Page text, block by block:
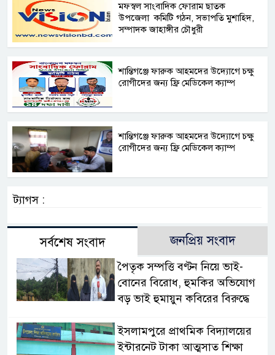
মফস্বল সাংবাদিক ফোরাম ছাতক
উপজেলা কমিটি গঠন, সভাপতি মুশাহিদ,
সম্পাদক জাহাঙ্গীর চৌধুরী ‎
শান্তিগঞ্জে ফারুক আহমদের উদ্যোগে চক্ষু
রোগীদের জন্য ফ্রি মেডিকেল ক্যাম্প ‎
‎শান্তিগঞ্জে ফারুক আহমদের উদ্যোগে চক্ষু
রোগীদের জন্য ফ্রি মেডিকেল ক্যাম্প ‎
ট্যাগস :
সর্বশেষ সংবাদ জনপ্রিয় সংবাদ
পৈতৃক সম্পত্তি বণ্টন নিয়ে ভাই-
বোনের বিরোধ, হুমকির অভিযোগ
বড় ভাই হুমায়ুন কবিরের বিরুদ্ধে
​ইসলামপুরে প্রাথমিক বিদ্যালয়ের
ইন্টারনেট টাকা আত্মসাত শিক্ষা